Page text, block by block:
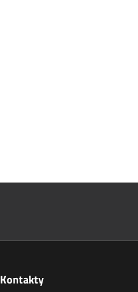
Kontakty